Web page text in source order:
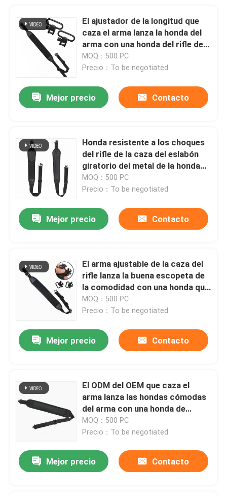
El ajustador de la longitud que
caza el arma lanza la honda del
arma con una honda del rifle de
dos puntos
MOQ：500 PC
Precio：To be negotiated
Mejor precio Contacto
Honda resistente a los choques
del rifle de la caza del eslabón
giratorio del metal de la honda
del arma del neopreno
MOQ：500 PC
Precio：To be negotiated
Mejor precio Contacto
El arma ajustable de la caza del
rifle lanza la buena escopeta de
la comodidad con una honda que
caza la honda
MOQ：500 PC
Precio：To be negotiated
Mejor precio Contacto
El ODM del OEM que caza el
arma lanza las hondas cómodas
del arma con una honda de
Airsoft para el aire libre
MOQ：500 PC
Precio：To be negotiated
Mejor precio Contacto